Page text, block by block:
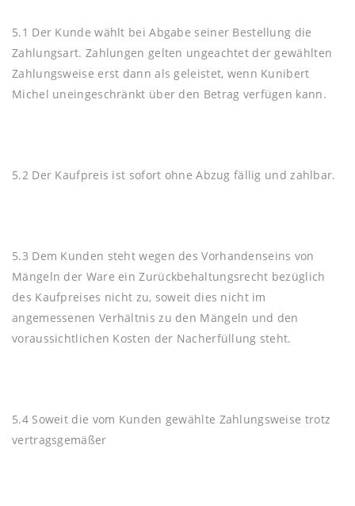
5.1 Der Kunde wählt bei Abgabe seiner Bestellung die
Zahlungsart. Zahlungen gelten ungeachtet der gewählten
Zahlungsweise erst dann als geleistet, wenn Kunibert
Michel uneingeschränkt über den Betrag verfügen kann.
5.2 Der Kaufpreis ist sofort ohne Abzug fällig und zahlbar.
5.3 Dem Kunden steht wegen des Vorhandenseins von
Mängeln der Ware ein Zurückbehaltungsrecht bezüglich
des Kaufpreises nicht zu, soweit dies nicht im
angemessenen Verhältnis zu den Mängeln und den
voraussichtlichen Kosten der Nacherfüllung steht.
5.4 Soweit die vom Kunden gewählte Zahlungsweise trotz
vertragsgemäßer